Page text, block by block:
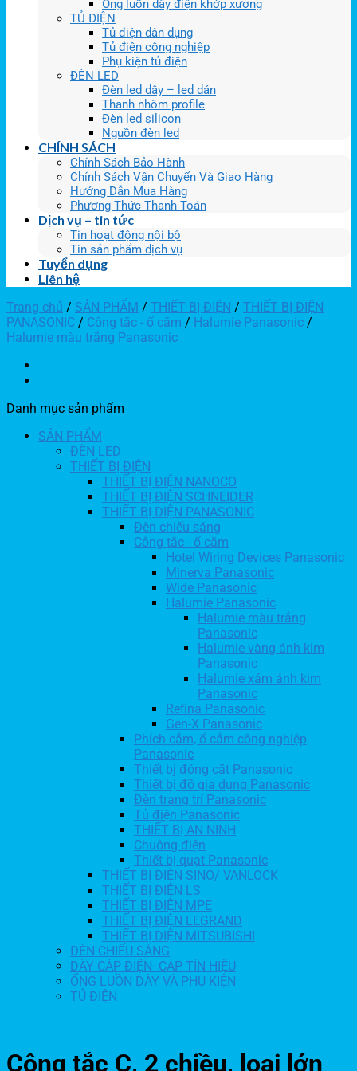
Ống luồn dây điện khớp xương
TỦ ĐIỆN
Tủ điện dân dụng
Tủ điện công nghiệp
Phụ kiện tủ điện
ĐÈN LED
Đèn led dây – led dán
Thanh nhôm profile
Đèn led silicon
Nguồn đèn led
CHÍNH SÁCH
Chính Sách Bảo Hành
Chính Sách Vận Chuyển Và Giao Hàng
Hướng Dẫn Mua Hàng
Phương Thức Thanh Toán
Dịch vụ – tin tức
Tin hoạt động nội bộ
Tin sản phẩm dịch vụ
Tuyển dụng
Liên hệ
Trang chủ / SẢN PHẨM / THIẾT BỊ ĐIỆN / THIẾT BỊ ĐIỆN
PANASONIC / Công tắc - ổ cắm / Halumie Panasonic /
Halumie màu trắng Panasonic
Danh mục sản phẩm
SẢN PHẨM
ĐÈN LED
THIẾT BỊ ĐIỆN
THIẾT BỊ ĐIỆN NANOCO
THIẾT BỊ ĐIỆN SCHNEIDER
THIẾT BỊ ĐIỆN PANASONIC
Đèn chiếu sáng
Công tắc - ổ cắm
Hotel Wiring Devices Panasonic
Minerva Panasonic
Wide Panasonic
Halumie Panasonic
Halumie màu trắng
Panasonic
Halumie vàng ánh kim
Panasonic
Halumie xám ánh kim
Panasonic
Refina Panasonic
Gen-X Panasonic
Phích cắm, ổ cắm công nghiệp
Panasonic
Thiết bj đóng cắt Panasonic
Thiết bị đồ gia dụng Panasonic
Đèn trang trí Panasonic
Tủ điện Panasonic
THIẾT BỊ AN NINH
Chuông điện
Thiết bị quạt Panasonic
THIẾT BỊ ĐIỆN SINO/ VANLOCK
THIẾT BỊ ĐIỆN LS
THIẾT BỊ ĐIỆN MPE
THIẾT BỊ ĐIỆN LEGRAND
THIẾT BỊ ĐIỆN MITSUBISHI
ĐÈN CHIẾU SÁNG
DÂY CÁP ĐIỆN- CÁP TÍN HIỆU
ỐNG LUỒN DÂY VÀ PHỤ KIỆN
TỦ ĐIỆN
Công tắc C, 2 chiều, loại lớn